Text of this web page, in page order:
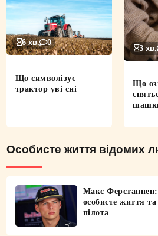
6 хв. 0
Що символізує
трактор уві сні
3 хв.
Що
Особисте життя відомих
Макс Ферстаппен:
особисте життя
пілота